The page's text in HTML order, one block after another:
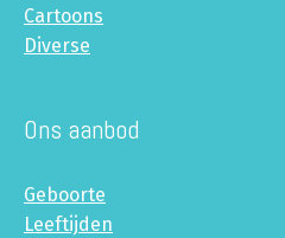
Cartoons
Diverse
Ons aanbod
Geboorte
Leeftijden